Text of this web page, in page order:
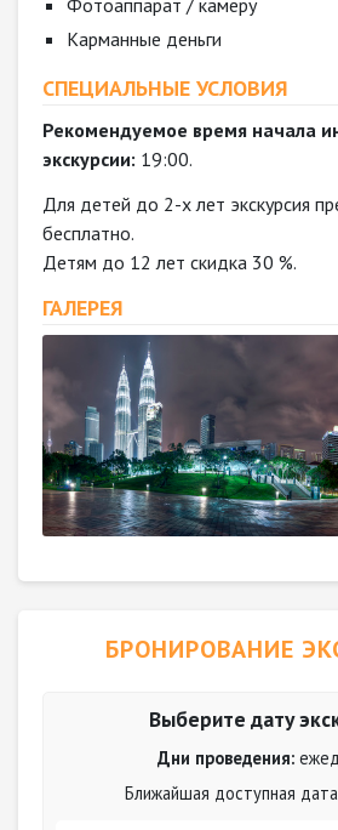
Фотоаппарат / камеру
Карманные деньги
СПЕЦИАЛЬНЫЕ УСЛОВИЯ
Рекомендуемое время начала
экскурсии: 19:00.
Для детей до 2-х лет экскурсия
бесплатно.
Детям до 12 лет скидка 30 %.
ГАЛЕРЕЯ
БРОНИРОВАНИЕ
Выберите дату
Дни проведения:
Ближайшая доступная дата